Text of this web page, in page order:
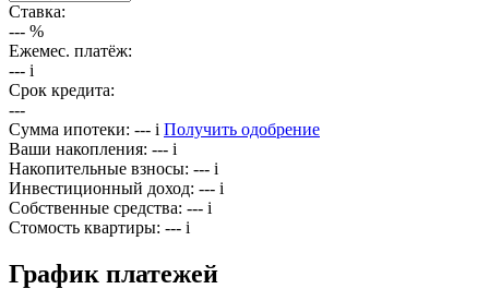
Ставка:
--- %
Ежемес. платёж:
--- i
Срок кредита:
---
Сумма ипотеки: --- i Получить одобрение
Ваши накопления: --- i
Накопительные взносы: --- i
Инвестиционный доход: --- i
Собственные средства: --- i
Стомость квартиры: --- i
График платежей